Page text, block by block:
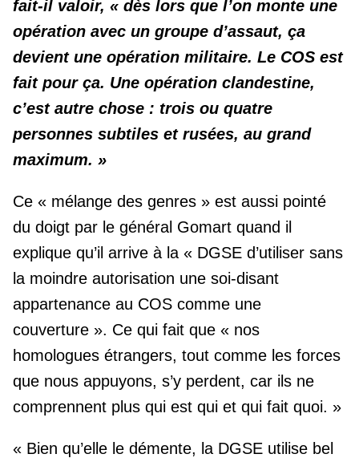
fait-il valoir, « dès lors que l’on monte une
opération avec un groupe d’assaut, ça
devient une opération militaire. Le COS est
fait pour ça. Une opération clandestine,
c’est autre chose : trois ou quatre
personnes subtiles et rusées, au grand
maximum. »
Ce « mélange des genres » est aussi pointé
du doigt par le général Gomart quand il
explique qu’il arrive à la « DGSE d’utiliser sans
la moindre autorisation une soi-disant
appartenance au COS comme une
couverture ». Ce qui fait que « nos
homologues étrangers, tout comme les forces
que nous appuyons, s’y perdent, car ils ne
comprennent plus qui est qui et qui fait quoi. »
« Bien qu’elle le démente, la DGSE utilise bel